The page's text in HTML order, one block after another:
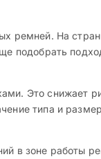
ремней. На
подобрать
Это снижает
типа и
в зоне работы